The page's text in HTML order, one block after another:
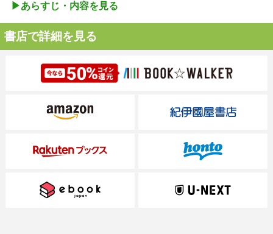
▶︎あらすじ・内容を見る
書店で詳細を見る